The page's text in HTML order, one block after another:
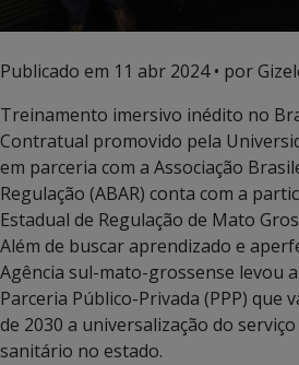
Publicado em 11 abr 2024• por
Treinamento imersivo inédito no
Contratual promovido pela
em parceria com a Associação
Regulação (ABAR) conta com a
Estadual de Regulação de Mato
Além de buscar aprendizado e
Agência sul-mato-grossense levou
Parceria Público-Privada (PPP) que
de 2030 a universalização do
sanitário no estado.